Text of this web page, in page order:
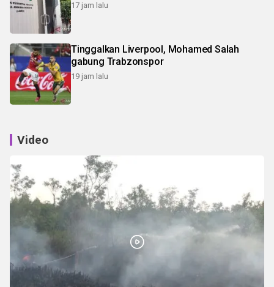
17 jam lalu
Tinggalkan Liverpool, Mohamed Salah
gabung Trabzonspor
19 jam lalu
Video